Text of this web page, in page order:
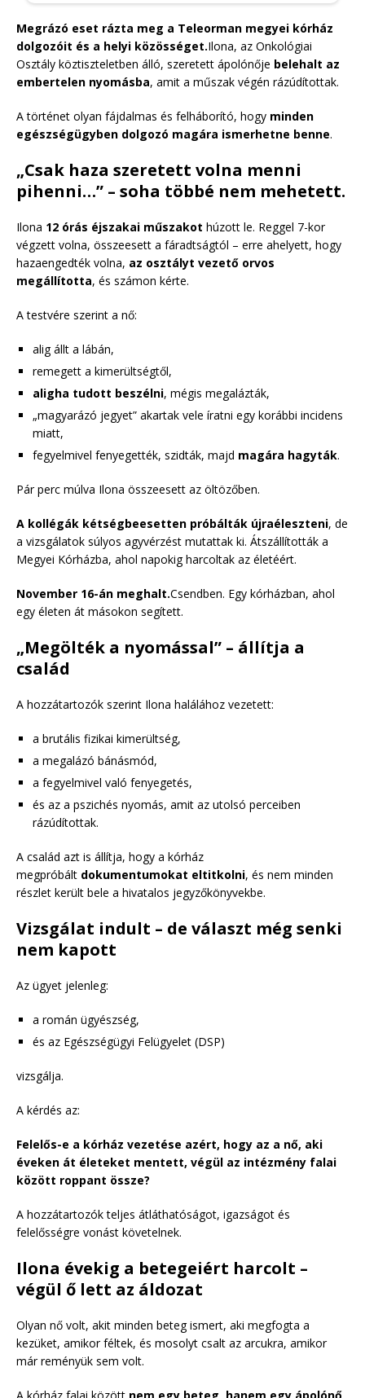
Megrázó eset rázta meg a Teleorman megyei kórház
dolgozóit és a helyi közösséget.Ilona, az Onkológiai
Osztály köztiszteletben álló, szeretett ápolónője belehalt az
embertelen nyomásba, amit a műszak végén rázúdítottak.
A történet olyan fájdalmas és felháborító, hogy minden
egészségügyben dolgozó magára ismerhetne benne.
„Csak haza szeretett volna menni
pihenni…” – soha többé nem mehetett.
Ilona 12 órás éjszakai műszakot húzott le. Reggel 7-kor
végzett volna, összeesett a fáradtságtól – erre ahelyett, hogy
hazaengedték volna, az osztályt vezető orvos
megállította, és számon kérte.
A testvére szerint a nő:
alig állt a lábán,
remegett a kimerültségtől,
aligha tudott beszélni, mégis megalázták,
„magyarázó jegyet” akartak vele íratni egy korábbi incidens
miatt,
fegyelmivel fenyegették, szidták, majd magára hagyták.
Pár perc múlva Ilona összeesett az öltözőben.
A kollégák kétségbeesetten próbálták újraéleszteni, de
a vizsgálatok súlyos agyvérzést mutattak ki. Átszállították a
Megyei Kórházba, ahol napokig harcoltak az életéért.
November 16-án meghalt.Csendben. Egy kórházban, ahol
egy életen át másokon segített.
„Megölték a nyomással” – állítja a
család
A hozzátartozók szerint Ilona halálához vezetett:
a brutális fizikai kimerültség,
a megalázó bánásmód,
a fegyelmivel való fenyegetés,
és az a pszichés nyomás, amit az utolsó perceiben
rázúdítottak.
A család azt is állítja, hogy a kórház
megpróbált dokumentumokat eltitkolni, és nem minden
részlet került bele a hivatalos jegyzőkönyvekbe.
Vizsgálat indult – de választ még senki
nem kapott
Az ügyet jelenleg:
a román ügyészség,
és az Egészségügyi Felügyelet (DSP)
vizsgálja.
A kérdés az:
Felelős-e a kórház vezetése azért, hogy az a nő, aki
éveken át életeket mentett, végül az intézmény falai
között roppant össze?
A hozzátartozók teljes átláthatóságot, igazságot és
felelősségre vonást követelnek.
Ilona évekig a betegeiért harcolt –
végül ő lett az áldozat
Olyan nő volt, akit minden beteg ismert, aki megfogta a
kezüket, amikor féltek, és mosolyt csalt az arcukra, amikor
már reményük sem volt.